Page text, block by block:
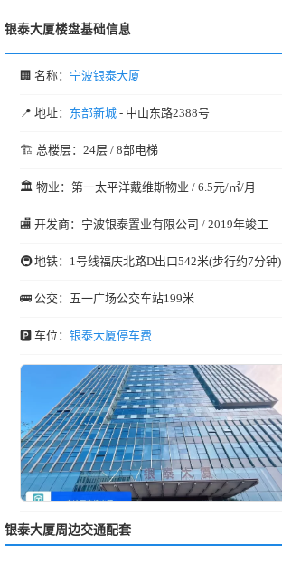
银泰大厦楼盘基础信息
🏢 名称： 宁波银泰大厦
📍 地址： 东部新城- 中山东路2388号
🏗️ 总楼层：24层 / 8部电梯
🏛️ 物业：第一太平洋戴维斯物业 / 6.5元/㎡/月
🏬 开发商：宁波银泰置业有限公司 / 2019年竣工
🚇 地铁：1号线福庆北路D出口542米(步行约7分钟)
🚌 公交：五一广场公交车站199米
🅿️ 车位： 银泰大厦停车费
银泰大厦周边交通配套